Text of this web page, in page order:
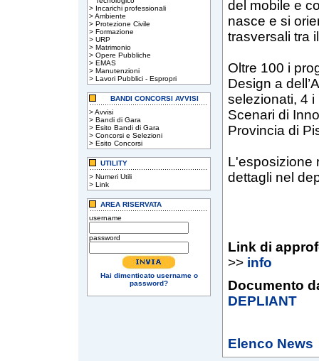
> Incarichi professionali
>Ambiente
> Protezione Civile
> Formazione
> URP
> Matrimonio
> Opere Pubbliche
> EMAS
> Manutenzioni
> Lavori Pubblici - Espropri
BANDI CONCORSI AVVISI
>Avvisi
> Bandi di Gara
> Esito Bandi di Gara
> Concorsi e Selezioni
> Esito Concorsi
UTILITY
> Numeri Utili
> Link
AREA RISERVATA
username
password
Hai dimenticato username o
password?
del mobile e
nasce e si
trasversali tra
Oltre 100 i
Design a
selezionati, 4
Scenari di
Provincia di
L'esposizione
dettagli nel
Link di
>> info
Documento
DEPLIANT
Elenco News